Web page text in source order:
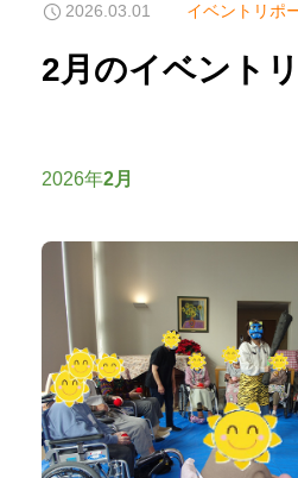
2026.03.01 イベントリポ
2月のイベント
2026年2月